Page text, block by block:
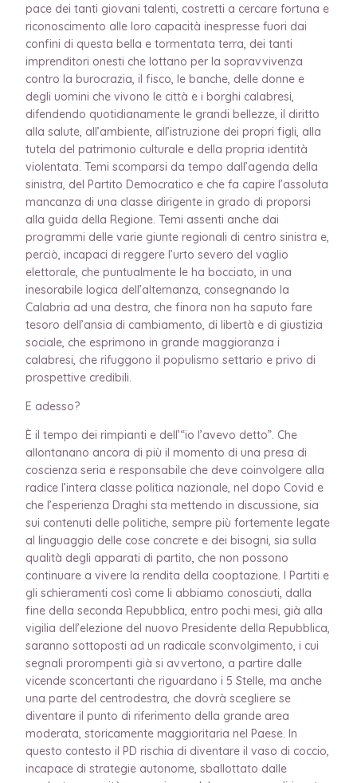
pace dei tanti giovani talenti, costretti a cercare fortuna e
riconoscimento alle loro capacità inespresse fuori dai
confini di questa bella e tormentata terra, dei tanti
imprenditori onesti che lottano per la sopravvivenza
contro la burocrazia, il fisco, le banche, delle donne e
degli uomini che vivono le città e i borghi calabresi,
difendendo quotidianamente le grandi bellezze, il diritto
alla salute, all’ambiente, all’istruzione dei propri figli, alla
tutela del patrimonio culturale e della propria identità
violentata. Temi scomparsi da tempo dall’agenda della
sinistra, del Partito Democratico e che fa capire l’assoluta
mancanza di una classe dirigente in grado di proporsi
alla guida della Regione. Temi assenti anche dai
programmi delle varie giunte regionali di centro sinistra e,
perciò, incapaci di reggere l’urto severo del vaglio
elettorale, che puntualmente le ha bocciato, in una
inesorabile logica dell’alternanza, consegnando la
Calabria ad una destra, che finora non ha saputo fare
tesoro dell’ansia di cambiamento, di libertà e di giustizia
sociale, che esprimono in grande maggioranza i
calabresi, che rifuggono il populismo settario e privo di
prospettive credibili.
E adesso?
È il tempo dei rimpianti e dell’“io l’avevo detto”. Che
allontanano ancora di più il momento di una presa di
coscienza seria e responsabile che deve coinvolgere alla
radice l’intera classe politica nazionale, nel dopo Covid e
che l’esperienza Draghi sta mettendo in discussione, sia
sui contenuti delle politiche, sempre più fortemente legate
al linguaggio delle cose concrete e dei bisogni, sia sulla
qualità degli apparati di partito, che non possono
continuare a vivere la rendita della cooptazione. I Partiti e
gli schieramenti così come li abbiamo conosciuti, dalla
fine della seconda Repubblica, entro pochi mesi, già alla
vigilia dell’elezione del nuovo Presidente della Repubblica,
saranno sottoposti ad un radicale sconvolgimento, i cui
segnali prorompenti già si avvertono, a partire dalle
vicende sconcertanti che riguardano i 5 Stelle, ma anche
una parte del centrodestra, che dovrà scegliere se
diventare il punto di riferimento della grande area
moderata, storicamente maggioritaria nel Paese. In
questo contesto il PD rischia di diventare il vaso di coccio,
incapace di strategie autonome, sballottato dalle